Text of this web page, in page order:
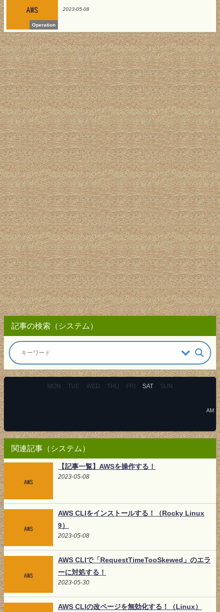
Operation
2023-05-08
記事の検索（システム）
MON TUE WED THU FRI SAT SUN
AM
関連記事（システム）
【記事一覧】AWSを操作する！
2023-05-08
AWS CLIをインストールする！（Rocky Linux
9）
2023-05-08
AWS CLIで「RequestTimeTooSkewed」のエラ
ーに対処する！
2023-05-30
AWS CLIの改ページを無効化する！（Linux）